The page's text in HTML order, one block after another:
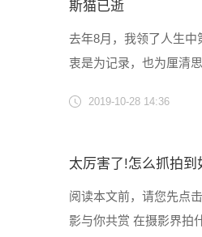
斯猫已逝
去年8月，我领了人生
衷是为记录，也为厘清
宝宝，在朋......
2019-10-28 14:36
太厉害了!怎么抓拍到
阅读本文前，请您先点
影与你共赏 在摄影界拍